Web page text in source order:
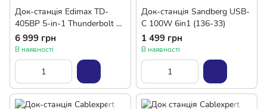
Док-станція Edimax TD-
405BP 5-in-1 Thunderbolt 4,
85W Power Delivery
6 999 грн
В наявності
Док-станція Sandberg USB-
C 100W 6in1 (136-33)
1 499 грн
В наявності